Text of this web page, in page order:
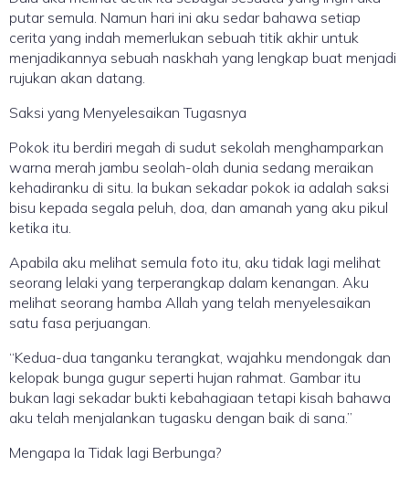
putar semula. Namun hari ini aku sedar bahawa setiap
cerita yang indah memerlukan sebuah titik akhir untuk
menjadikannya sebuah naskhah yang lengkap buat menjadi
rujukan akan datang.
Saksi yang Menyelesaikan Tugasnya
Pokok itu berdiri megah di sudut sekolah menghamparkan
warna merah jambu seolah-olah dunia sedang meraikan
kehadiranku di situ. Ia bukan sekadar pokok ia adalah saksi
bisu kepada segala peluh, doa, dan amanah yang aku pikul
ketika itu.
Apabila aku melihat semula foto itu, aku tidak lagi melihat
seorang lelaki yang terperangkap dalam kenangan. Aku
melihat seorang hamba Allah yang telah menyelesaikan
satu fasa perjuangan.
“Kedua-dua tanganku terangkat, wajahku mendongak dan
kelopak bunga gugur seperti hujan rahmat. Gambar itu
bukan lagi sekadar bukti kebahagiaan tetapi kisah bahawa
aku telah menjalankan tugasku dengan baik di sana.”
Mengapa Ia Tidak lagi Berbunga?